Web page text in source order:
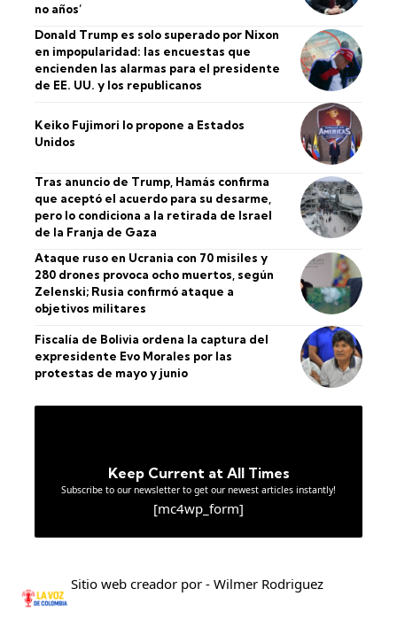
no años’
Donald Trump es solo superado por Nixon
en impopularidad: las encuestas que
encienden las alarmas para el presidente
de EE. UU. y los republicanos
Keiko Fujimori lo propone a Estados
Unidos
Tras anuncio de Trump, Hamás confirma
que aceptó el acuerdo para su desarme,
pero lo condiciona a la retirada de Israel
de la Franja de Gaza
Ataque ruso en Ucrania con 70 misiles y
280 drones provoca ocho muertos, según
Zelenski; Rusia confirmó ataque a
objetivos militares
Fiscalía de Bolivia ordena la captura del
expresidente Evo Morales por las
protestas de mayo y junio
Keep Current at All Times
Subscribe to our newsletter to get our newest articles instantly!
[mc4wp_form]
Sitio web creador por - Wilmer Rodriguez